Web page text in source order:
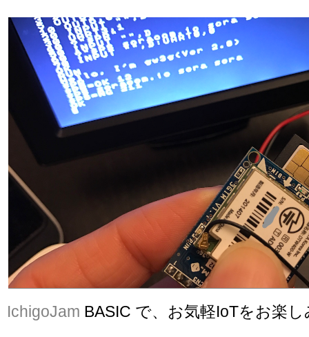
IchigoJam BASIC で、お気軽IoTをお楽